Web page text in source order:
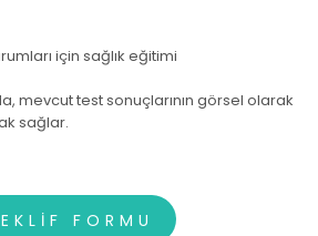
için sağlık eğitimi
mevcut test sonuçlarının görsel olarak
sağlar.
FORMU